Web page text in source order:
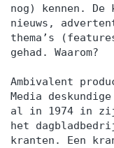
nog) kennen. De
nieuws,
thema’s
gehad. Waarom?
Ambivalent
Media
al in 1974 in
het
kranten. Een